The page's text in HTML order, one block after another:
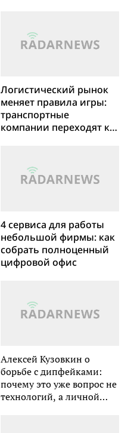
Логистический рынок
меняет правила игры:
транспортные
компании переходят к
4 сервиса для работы
небольшой фирмы: как
собрать полноценный
цифровой офис
Алексей Кузовкин о
борьбе с дипфейками:
почему это уже вопрос не
технологий, а личной